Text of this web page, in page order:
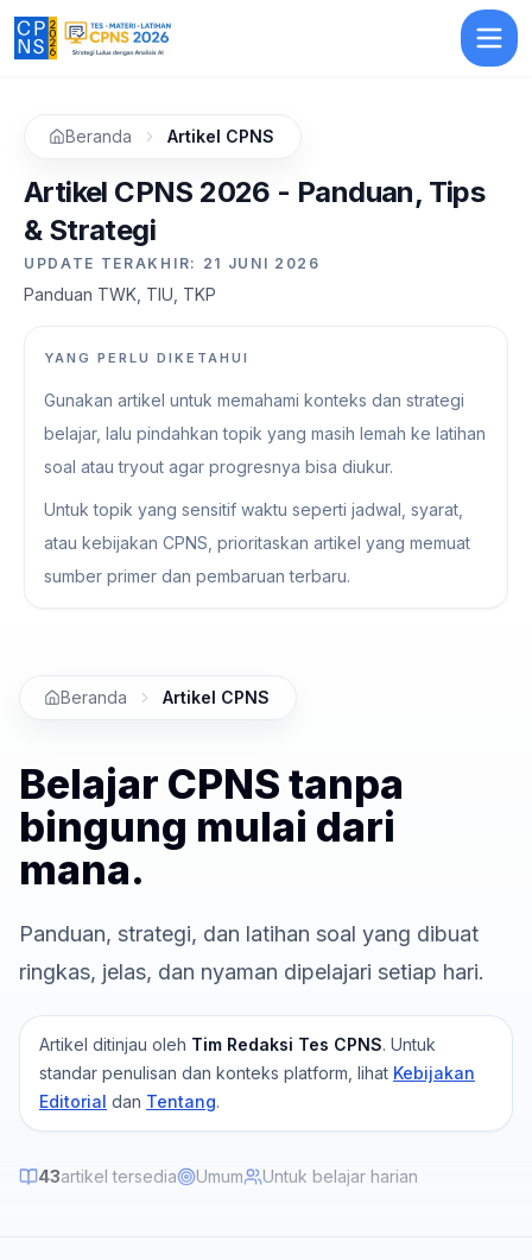
Beranda Artikel CPNS
Artikel CPNS 2026 - Panduan, Tips
& Strategi
UPDATE TERAKHIR: 21 JUNI 2026
Panduan TWK, TIU, TKP
YANG PERLU DIKETAHUI
Gunakan artikel untuk memahami konteks dan strategi
belajar, lalu pindahkan topik yang masih lemah ke latihan
soal atau tryout agar progresnya bisa diukur.
Untuk topik yang sensitif waktu seperti jadwal, syarat,
atau kebijakan CPNS, prioritaskan artikel yang memuat
sumber primer dan pembaruan terbaru.
Beranda Artikel CPNS
Belajar CPNS tanpa
bingung mulai dari
mana.
Panduan, strategi, dan latihan soal yang dibuat
ringkas, jelas, dan nyaman dipelajari setiap hari.
Artikel ditinjau oleh Tim Redaksi Tes CPNS. Untuk
standar penulisan dan konteks platform, lihat Kebijakan
Editorial dan Tentang.
43artikel tersedia Umum Untuk belajar harian